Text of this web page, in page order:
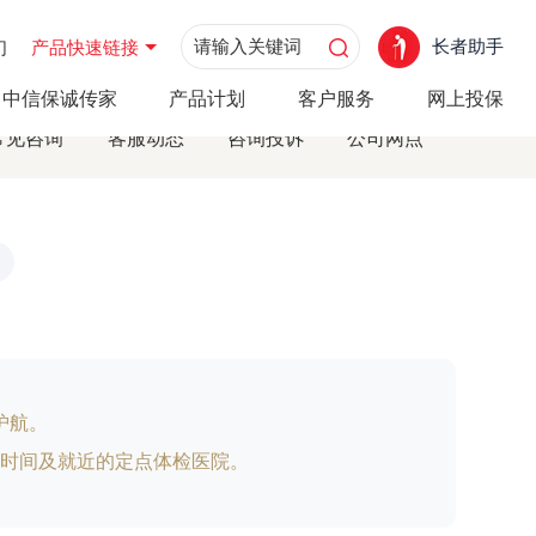
产品快速链接 长者助手
中信保诚传家 产品计划 客户服务
网上投保
见咨询
客服动态 咨询投诉 公司网点
。
间及就近的定点体检医院。